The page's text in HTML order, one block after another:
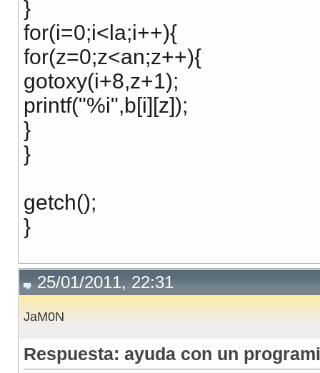
}
for(i=0;i<la;i++){
for(z=0;z<an;z++){
gotoxy(i+8,z+1);
printf("%i",b[i][z]);
}
}
getch();
}
25/01/2011, 22:31
JaM0N
Respuesta: ayuda con un